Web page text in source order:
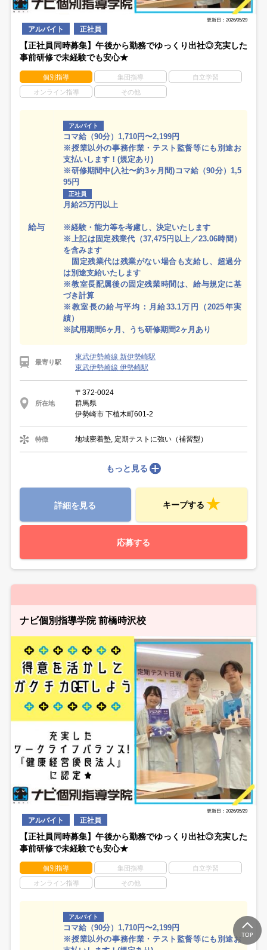
更新日：2026/05/29
アルバイト 正社員
【正社員同時募集】午後から勤務でゆっくり出社◎充実した
事前研修で未経験でも安心★
個別指導 集団指導 自立学習
オンライン指導 その他
給与
アルバイト
コマ給（90分）1,710円〜2,199円
※授業以外の事務作業・テスト監督等にも別途お
支払いします！(規定あり)
※研修期間中(入社〜約3ヶ月間)コマ給（90分）1,5
95円
正社員
月給25万円以上
※経験・能力等を考慮し、決定いたします
※上記は固定残業代（37,475円以上／23.06時間）
を含みます
固定残業代は残業がない場合も支給し、超過分
は別途支給いたします
※教室長配属後の固定残業時間は、給与規定に基
づき計算
※教室長の給与平均：月給33.1万円（2025年実
績）
※試用期間6ヶ月、うち研修期間2ヶ月あり
最寄り駅
東武伊勢崎線 新伊勢崎駅
東武伊勢崎線 伊勢崎駅
所在地
〒372-0024
群馬県
伊勢崎市 下植木町601-2
特徴 地域密着塾, 定期テストに強い（補習型）
もっと見る
詳細を見る キープする
応募する
ナビ個別指導学院 前橋時沢校
更新日：2026/05/29
アルバイト 正社員
【正社員同時募集】午後から勤務でゆっくり出社◎充実した
事前研修で未経験でも安心★
個別指導 集団指導 自立学習
オンライン指導 その他
アルバイト
コマ給（90分）1,710円〜2,199円
※授業以外の事務作業・テスト監督等にも別途お